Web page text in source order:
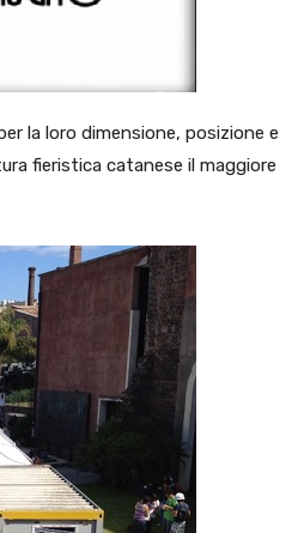
la loro dimensione, posizione e
fieristica catanese il maggiore